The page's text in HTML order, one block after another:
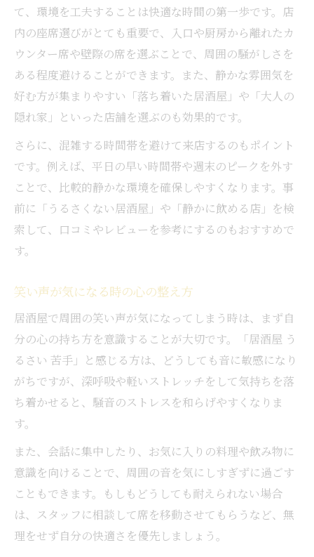
て、環境を工夫することは快適な時間の第一歩です。店
内の座席選びがとても重要で、入口や厨房から離れたカ
ウンター席や壁際の席を選ぶことで、周囲の騒がしさを
ある程度避けることができます。また、静かな雰囲気を
好む方が集まりやすい「落ち着いた居酒屋」や「大人の
隠れ家」といった店舗を選ぶのも効果的です。
さらに、混雑する時間帯を避けて来店するのもポイント
です。例えば、平日の早い時間帯や週末のピークを外す
ことで、比較的静かな環境を確保しやすくなります。事
前に「うるさくない居酒屋」や「静かに飲める店」を検
索して、口コミやレビューを参考にするのもおすすめで
す。
笑い声が気になる時の心の整え方
居酒屋で周囲の笑い声が気になってしまう時は、まず自
分の心の持ち方を意識することが大切です。「居酒屋 う
るさい 苦手」と感じる方は、どうしても音に敏感になり
がちですが、深呼吸や軽いストレッチをして気持ちを落
ち着かせると、騒音のストレスを和らげやすくなりま
す。
また、会話に集中したり、お気に入りの料理や飲み物に
意識を向けることで、周囲の音を気にしすぎずに過ごす
こともできます。もしもどうしても耐えられない場合
は、スタッフに相談して席を移動させてもらうなど、無
理をせず自分の快適さを優先しましょう。